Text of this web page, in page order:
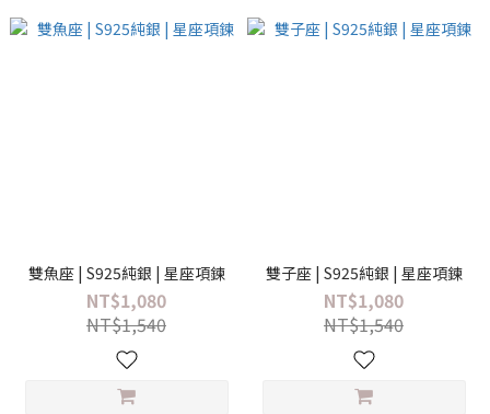
雙魚座 | S925純銀 | 星座項鍊
NT$1,080
NT$1,540
雙子座 | S925純銀 | 星座項鍊
NT$1,080
NT$1,540